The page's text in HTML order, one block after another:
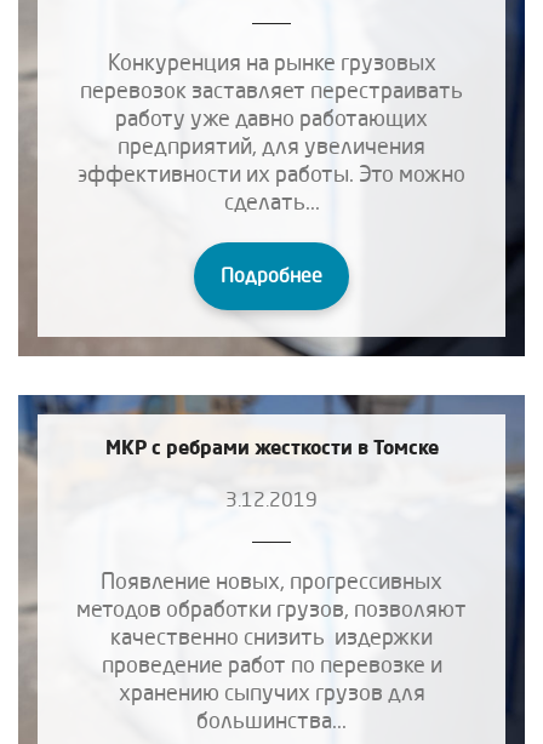
Конкуренция на рынке грузовых
перевозок заставляет перестраивать
работу уже давно работающих
предприятий, для увеличения
эффективности их работы. Это можно
сделать...
Подробнее
МКР с ребрами жесткости в Томске
3.12.2019
Появление новых, прогрессивных
методов обработки грузов, позволяют
качественно снизить издержки
проведение работ по перевозке и
хранению сыпучих грузов для
большинства...